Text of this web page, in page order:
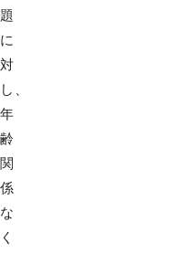
題
に
対
し、
年
齢
関
係
な
く